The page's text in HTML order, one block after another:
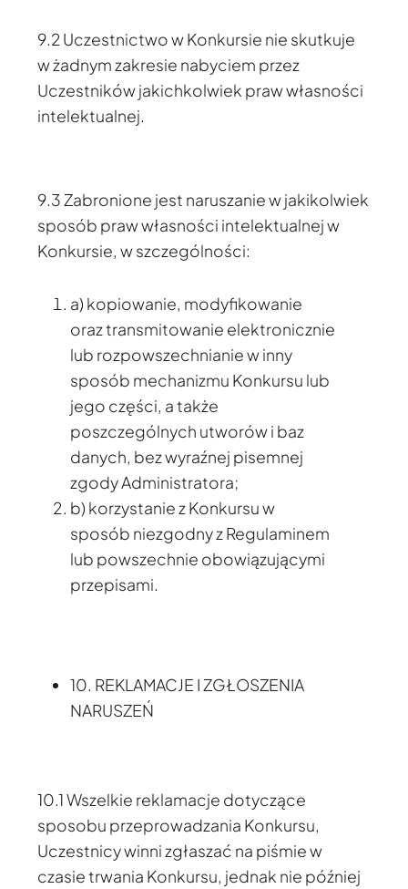
9.2 Uczestnictwo w Konkursie nie skutkuje
w żadnym zakresie nabyciem przez
Uczestników jakichkolwiek praw własności
intelektualnej.
9.3 Zabronione jest naruszanie w jakikolwiek
sposób praw własności intelektualnej w
Konkursie, w szczególności:
a) kopiowanie, modyfikowanie
oraz transmitowanie elektronicznie
lub rozpowszechnianie w inny
sposób mechanizmu Konkursu lub
jego części, a także
poszczególnych utworów i baz
danych, bez wyraźnej pisemnej
zgody Administratora;
b) korzystanie z Konkursu w
sposób niezgodny z Regulaminem
lub powszechnie obowiązującymi
przepisami.
10. REKLAMACJE I ZGŁOSZENIA
NARUSZEŃ
10.1 Wszelkie reklamacje dotyczące
sposobu przeprowadzania Konkursu,
Uczestnicy winni zgłaszać na piśmie w
czasie trwania Konkursu, jednak nie później